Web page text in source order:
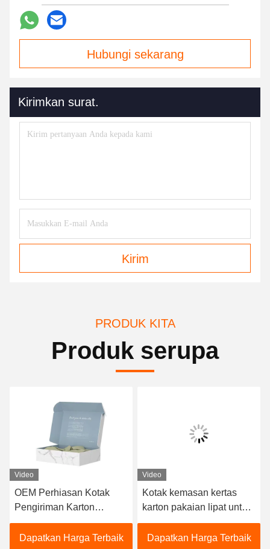
Hubungi sekarang
Kirimkan surat.
Kirim
PRODUK KITA
Produk serupa
Video
OEM Perhiasan Kotak
Pengiriman Karton
Bergelombang Praktis
Untuk Gaun Kaos
Dapatkan Harga Terbaik
Video
Kotak kemasan kertas
karton pakaian lipat untuk
tas
Dapatkan Harga Terbaik